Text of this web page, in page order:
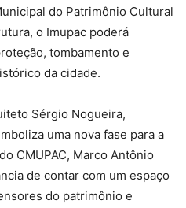
do Patrimônio Cultural
o Imupac poderá
tombamento e
da cidade.
Sérgio Nogueira,
uma nova fase para a
CMUPAC, Marco Antônio
de contar com um espaço
do patrimônio e